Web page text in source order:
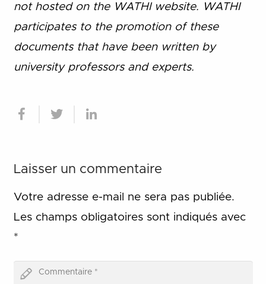
not hosted on the WATHI website. WATHI
participates to the promotion of these
documents that have been written by
university professors and experts.
Laisser un commentaire
Votre adresse e-mail ne sera pas publiée.
Les champs obligatoires sont indiqués avec
*